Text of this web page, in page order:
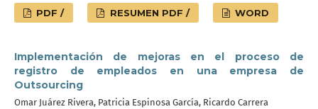
PDF / RESUMEN PDF / WORD
Implementación de mejoras en el proceso de
registro de empleados en una empresa de
Outsourcing
Omar Juárez Rivera, Patricia Espinosa García, Ricardo Carrera